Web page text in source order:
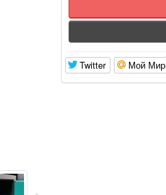
Twitter Мой Мир